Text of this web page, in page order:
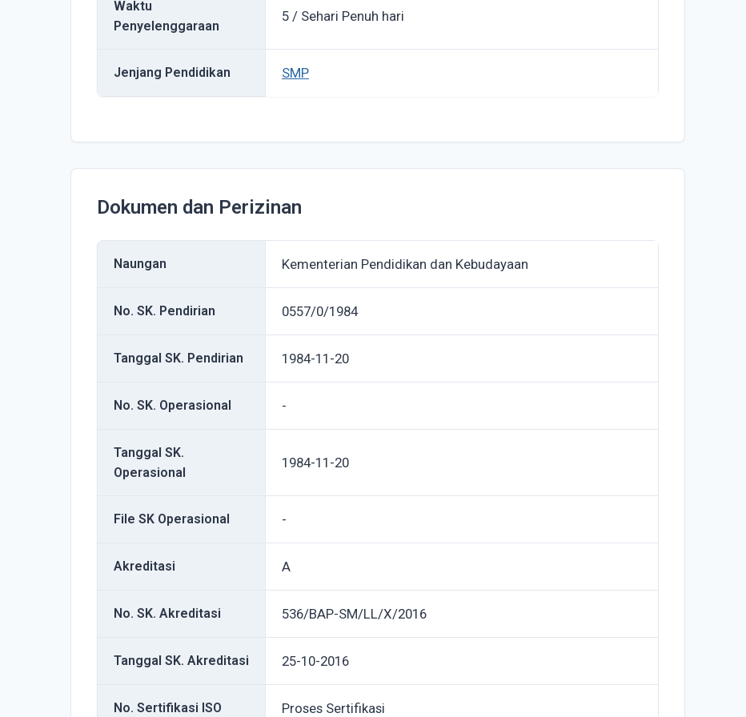
Waktu
Penyelenggaraan
5 / Sehari Penuh hari
Jenjang Pendidikan SMP
Dokumen dan Perizinan
Naungan Kementerian Pendidikan dan Kebudayaan
No. SK. Pendirian 0557/0/1984
Tanggal SK. Pendirian 1984-11-20
No. SK. Operasional -
Tanggal SK.
Operasional
1984-11-20
File SK Operasional -
Akreditasi A
No. SK. Akreditasi 536/BAP-SM/LL/X/2016
Tanggal SK. Akreditasi 25-10-2016
No. Sertifikasi ISO Proses Sertifikasi